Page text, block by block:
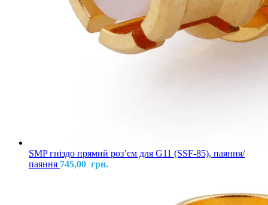
SMP гніздо прямий розʼєм для G11 (SSF-85), паяння/
паяння 745,00 грн.